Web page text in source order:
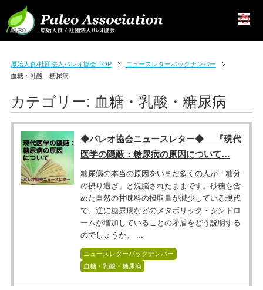
原始人食/社団法人パレオ協会 TOP
ニュースレターバックナンバー
血糖・乳酸・糖尿病
カテゴリー: 血糖・乳酸・糖尿病
◆パレオ協会ニュースレター◆ 『現代
医学の隠蔽：糖尿病の原因について…
糖尿病の本当の原因をいまだ多くの人が「糖分
の摂り過ぎ」と洗脳されたままです。砂糖を含
めた自然の甘味料の摂取量が減少している現代
で、逆に糖尿病などのメタボリック・シンドロ
ームが増加していることの矛盾をどう説明する
のでしょうか。 ...
ニュースレターバックナンバー
血糖・乳酸・糖尿病